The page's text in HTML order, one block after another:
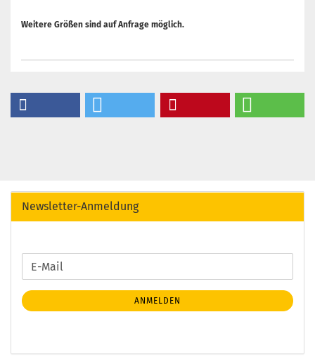
Weitere Größen sind auf Anfrage möglich.
Newsletter-Anmeldung
WEITER
ZUR
NEWSLETTER-
ANMELDUNG
E-
Mail
ANMELDEN